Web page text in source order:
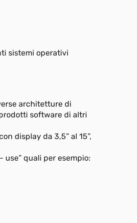
sistemi operativi
architetture di
software di altri
display da 3,5” al 15”,
quali per esempio: